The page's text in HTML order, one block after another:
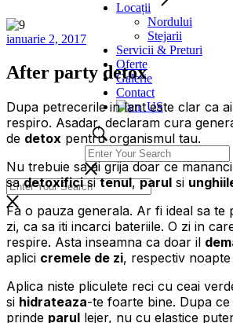
Locații
Nordului
Stejarii
Servicii & Preturi
Oferte
Galerie
Contact
ianuarie 2, 2017
After party detox
Dupa petrecerile in lant este clar ca
respiro. Asadar, declaram cura
de detox pentru organismul tau.
Nu trebuie sa ai grija doar ce
sadetoxificisitenul,parul si
Fa o pauza generala. Ar fi ideal sa te
zi, ca sa iti incarci bateriile. O zi in
respire. Asta inseamna ca doar il
aplici cremele de zi, respectiv
Aplica niste pliculete reci cu ceai
si hidrateaza-te foarte bine. Dupa ce
prinde parul lejer, nu cu elastice